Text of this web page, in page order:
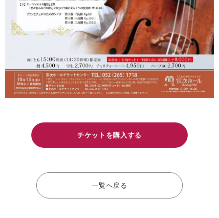
チケットを購入する
一覧へ戻る